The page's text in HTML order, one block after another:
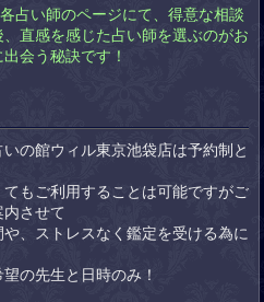
占い師のページにて、得意な相談
直感を感じた占い師を選ぶのがお
会う秘訣です！
の館ウィル東京池袋店は予約制と
もご利用することは可能ですがご
させて
、ストレスなく鑑定を受ける為に
の先生と日時のみ！